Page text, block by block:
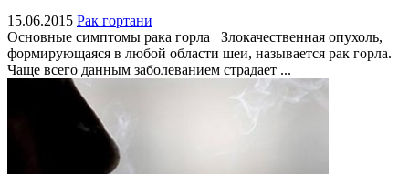
15.06.2015 Рак гортани
Основные симптомы рака горла Злокачественная опухоль,
формирующаяся в любой области шеи, называется рак горла.
Чаще всего данным заболеванием страдает ...